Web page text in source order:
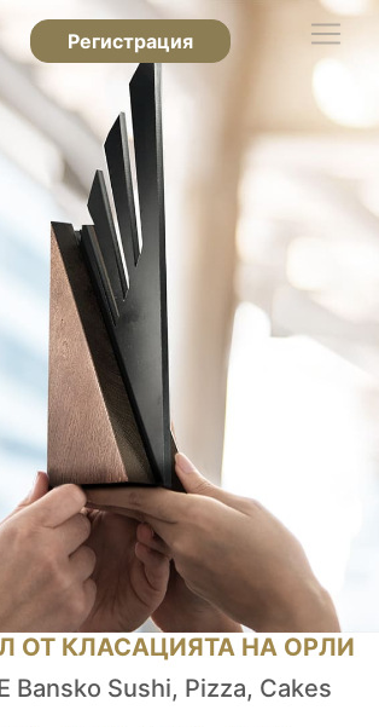
Регистрация
ОТ КЛАСАЦИЯТА НА ОРЛИ
Bansko Sushi, Pizza, Cakes